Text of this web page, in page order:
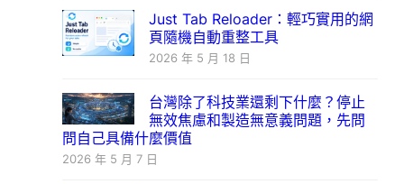
Just Tab Reloader：輕巧實用的網
頁隨機自動重整工具
2026 年 5 月 18 日
台灣除了科技業還剩下什麼？停止
無效焦慮和製造無意義問題，先問
問自己具備什麼價值
2026 年 5 月 7 日